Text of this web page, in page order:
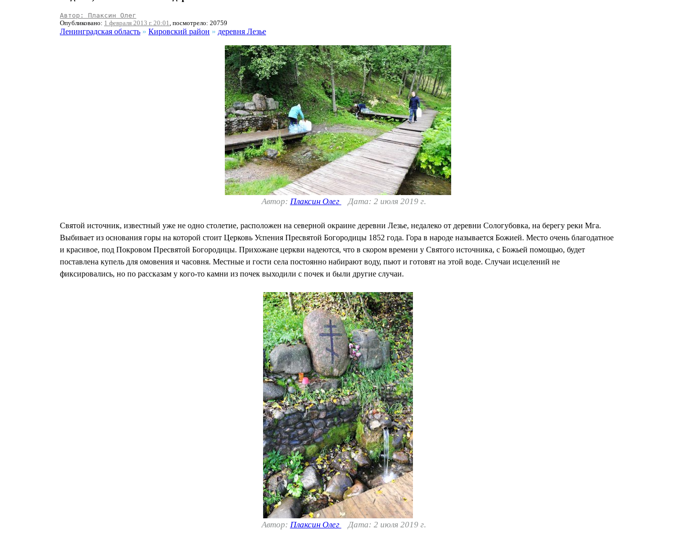
Автор: Плаксин Олег
Опубликовано: 1 февраля 2013 г. 20:01, посмотрело: 20759
Ленинградская область » Кировский район » деревня Лезье
Автор: Плаксин Олег Дата: 2 июля 2019 г.
Святой источник, известный уже не одно столетие, расположен на северной окраине деревни Лезье, недалеко от деревни Сологубовка, на берегу реки Мга.
Выбивает из основания горы на которой стоит Церковь Успения Пресвятой Богородицы 1852 года. Гора в народе называется Божией. Место очень благодатное
и красивое, под Покровом Пресвятой Богородицы. Прихожане церкви надеются, что в скором времени у Святого источника, с Божьей помощью, будет
поставлена купель для омовения и часовня. Местные и гости села постоянно набирают воду, пьют и готовят на этой воде. Случаи исцелений не
фиксировались, но по рассказам у кого-то камни из почек выходили с почек и были другие случаи.
Автор: Плаксин Олег Дата: 2 июля 2019 г.